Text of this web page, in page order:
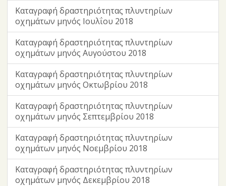
Καταγραφή δραστηριότητας πλυντηρίων
οχημάτων μηνός Ιουλΐου 2018
Καταγραφή δραστηριότητας πλυντηρίων
οχημάτων μηνός Αυγούστου 2018
Καταγραφή δραστηριότητας πλυντηρίων
οχημάτων μηνός Οκτωβρίου 2018
Καταγραφή δραστηριότητας πλυντηρίων
οχημάτων μηνός Σεπτεμβρίου 2018
Καταγραφή δραστηριότητας πλυντηρίων
οχημάτων μηνός Νοεμβρίου 2018
Καταγραφή δραστηριότητας πλυντηρίων
οχημάτων μηνός Δεκεμβρίου 2018